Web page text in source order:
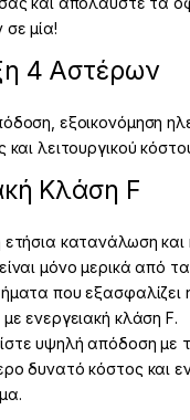
μία!
4 Αστέρων
εξοικονόμηση
και λειτουργικού
Κλάση F
κατανάλωση και
μόνο μερικά από τα
που εξασφαλίζει
ενεργειακή κλάση F.
υψηλή απόδοση με
δυνατό κόστος και